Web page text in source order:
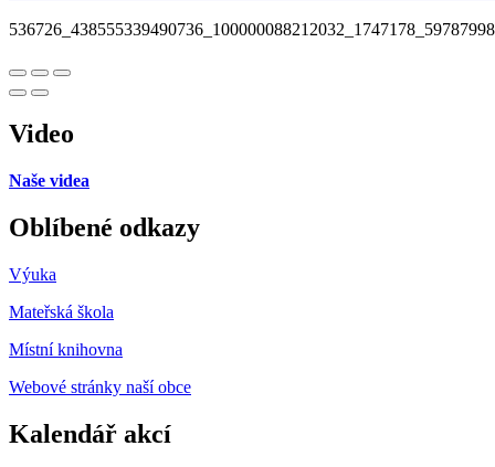
Video
Naše videa
Oblíbené odkazy
Výuka
Mateřská škola
Místní knihovna
Webové stránky naší obce
Kalendář akcí